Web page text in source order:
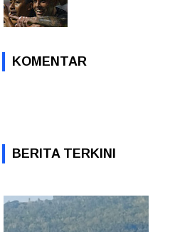
KOMENTAR
BERITA TERKINI